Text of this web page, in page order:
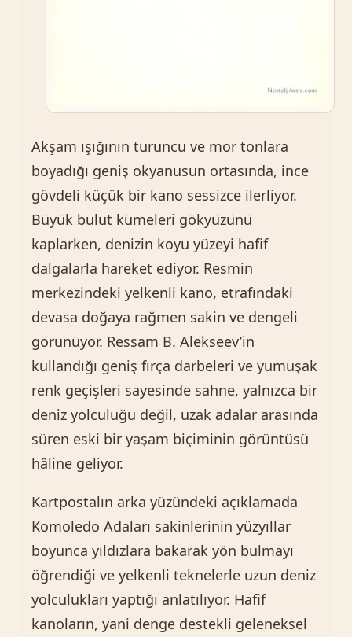
Akşam ışığının turuncu ve mor tonlara
boyadığı geniş okyanusun ortasında, ince
gövdeli küçük bir kano sessizce ilerliyor.
Büyük bulut kümeleri gökyüzünü
kaplarken, denizin koyu yüzeyi hafif
dalgalarla hareket ediyor. Resmin
merkezindeki yelkenli kano, etrafındaki
devasa doğaya rağmen sakin ve dengeli
görünüyor. Ressam B. Alekseev’in
kullandığı geniş fırça darbeleri ve yumuşak
renk geçişleri sayesinde sahne, yalnızca bir
deniz yolculuğu değil, uzak adalar arasında
süren eski bir yaşam biçiminin görüntüsü
hâline geliyor.
Kartpostalın arka yüzündeki açıklamada
Komoledo Adaları sakinlerinin yüzyıllar
boyunca yıldızlara bakarak yön bulmayı
öğrendiği ve yelkenli teknelerle uzun deniz
yolculukları yaptığı anlatılıyor. Hafif
kanoların, yani denge destekli geleneksel